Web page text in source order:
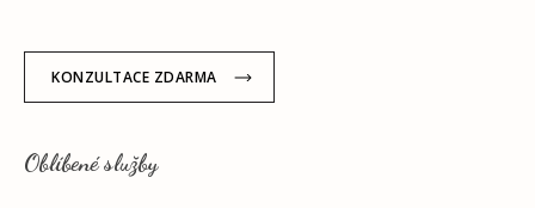
KONZULTACE ZDARMA
Oblíbené služby